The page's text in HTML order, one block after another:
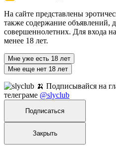
На сайте представлены
также содержание объявлений,
совершеннолетних. Для входа
менее 18 лет.
Мне уже есть 18 лет
Мне еще нет 18 лет
🍌 Подписывайся на
телеграме @slyclub
Подписаться
Закрыть